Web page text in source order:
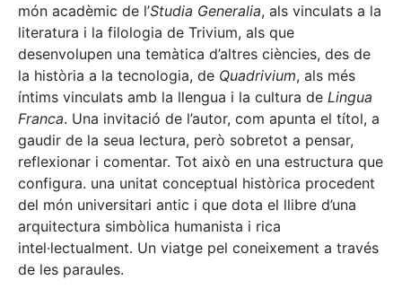
món acadèmic de l’Studia Generalia, als vinculats a la
literatura i la filologia de Trivium, als que
desenvolupen una temàtica d’altres ciències, des de
la història a la tecnologia, de Quadrivium, als més
íntims vinculats amb la llengua i la cultura de Lingua
Franca. Una invitació de l’autor, com apunta el títol, a
gaudir de la seua lectura, però sobretot a pensar,
reflexionar i comentar. Tot això en una estructura que
configura. una unitat conceptual històrica procedent
del món universitari antic i que dota el llibre d’una
arquitectura simbòlica humanista i rica
intel·lectualment. Un viatge pel coneixement a través
de les paraules.